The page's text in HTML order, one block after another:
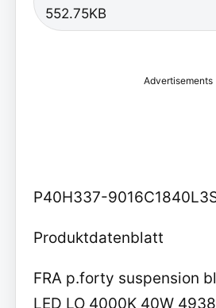
552.75KB
Advertisements
P40H337-
Produktdatenblatt
FRA p.forty suspension
LED LO 4000K 40W